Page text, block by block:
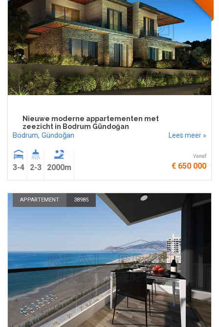
Nieuwe moderne appartementen met
zeezicht in Bodrum Gündoğan
Bodrum, Gündoğan Lees meer »
3-4 2-3 2000m
Vanaf
€ 650 000
APPARTEMENT 38985